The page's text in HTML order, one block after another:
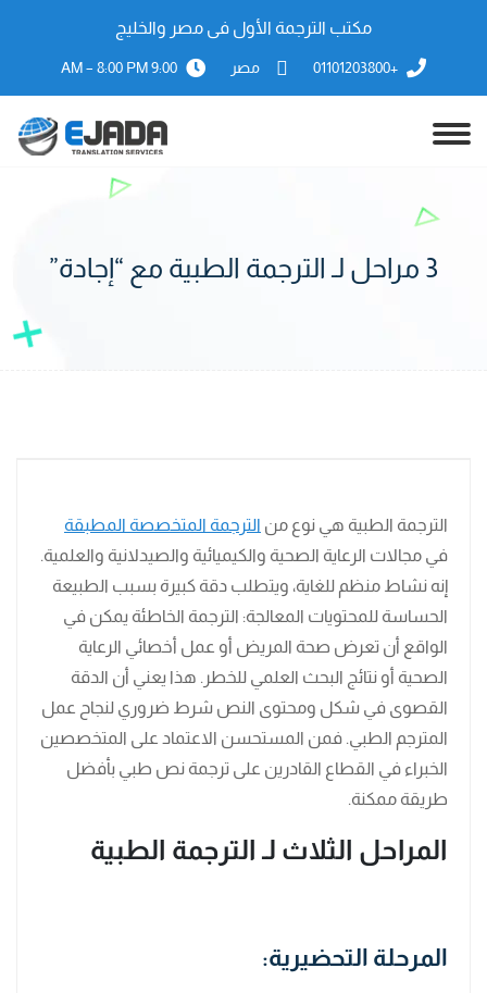
مكتب الترجمة الأول فى مصر والخليج
+01101203800 مصر 9:00 AM – 8:00 PM
3 مراحل لـ الترجمة الطبية مع “إجادة”
الترجمة الطبية هي نوع من الترجمة المتخصصة المطبقة
في مجالات الرعاية الصحية والكيميائية والصيدلانية والعلمية.
إنه نشاط منظم للغاية، ويتطلب دقة كبيرة بسبب الطبيعة
الحساسة للمحتويات المعالجة: الترجمة الخاطئة يمكن في
الواقع أن تعرض صحة المريض أو عمل أخصائي الرعاية
الصحية أو نتائج البحث العلمي للخطر. هذا يعني أن الدقة
القصوى في شكل ومحتوى النص شرط ضروري لنجاح عمل
المترجم الطبي. فمن المستحسن الاعتماد على المتخصصين
الخبراء في القطاع القادرين على ترجمة نص طبي بأفضل
طريقة ممكنة.
المراحل الثلاث لـ الترجمة الطبية
المرحلة التحضيرية: